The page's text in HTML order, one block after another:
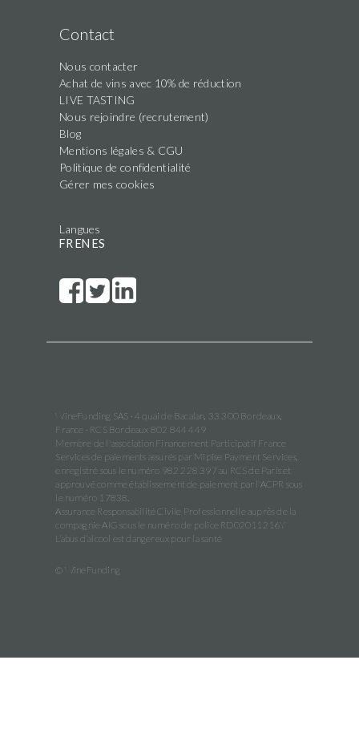
Contact
Nous contacter
Achat de vins avec 10% de réduction
LIVE TASTING
Nous rejoindre (recrutement)
Blog
Mentions légales & CGU
Politique de confidentialité
Gérer mes cookies
Langues
FR EN ES
WineFunding SAS · 4 quai de Bacalan, 33 300 Bordeaux,
France · RCS Bordeaux 802 844 449
Membre de l'association Financement Participatif France
Services de paiements assurés par Mipise Payment Services,
enregistré sous le numéro 982 228 397 au RCS de Paris et
approuvé comme établissement de paiement par l'ACPR sous
le numéro 17838.
Assurance Responsabilité Civile Professionnelle auprès de la
compagnie AIG sous le numéro de police RD02011216Y
L’abus d’alcool est dangereux pour la santé
© WineFunding